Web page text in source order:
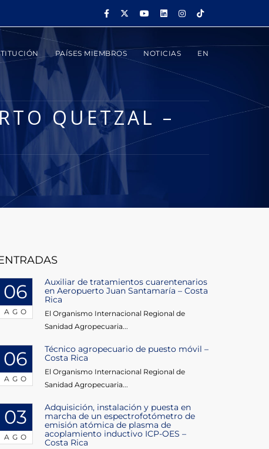
PAÍSES MIEMBROS NOTICIAS EN
QUETZAL –
06
AGO
Auxiliar de tratamientos cuarentenarios
en Aeropuerto Juan Santamaría – Costa
Rica
El Organismo Internacional Regional de
Sanidad Agropecuaria...
06
AGO
Técnico agropecuario de puesto móvil –
Costa Rica
El Organismo Internacional Regional de
Sanidad Agropecuaria...
03
AGO
Adquisición, instalación y puesta en
marcha de un espectrofotómetro de
emisión atómica de plasma de
acoplamiento inductivo ICP-OES –
Costa Rica